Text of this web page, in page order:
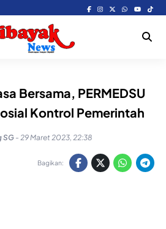
Bersama, PERMEDSU
Kontrol Pemerintah
SG - 29 Maret 2023, 22:38
Bagikan: